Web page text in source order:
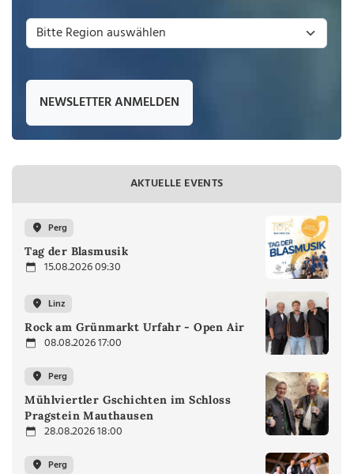
NEWSLETTER ANMELDEN
AKTUELLE EVENTS
Perg
Tag der Blasmusik
15.08.2026 09:30
Linz
Rock am Grünmarkt Urfahr - Open Air
08.08.2026 17:00
Perg
Mühlviertler Gschichten im Schloss
Pragstein Mauthausen
28.08.2026 18:00
Perg